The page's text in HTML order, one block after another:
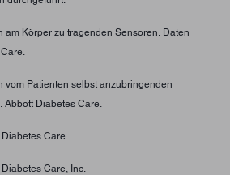
am Körper zu tragenden Sensoren. Daten
vom Patienten selbst anzubringenden
Abbott Diabetes Care.
Care.
Care, Inc.